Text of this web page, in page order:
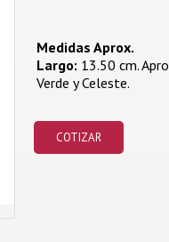
Medidas Aprox.
Largo: 13.50 cm.
Verde y Celeste.
COTIZAR